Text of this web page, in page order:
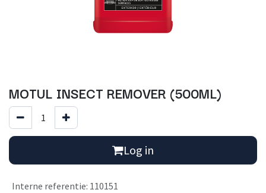
MOTUL INSECT REMOVER (500ML)
Log in
Interne referentie: 110151